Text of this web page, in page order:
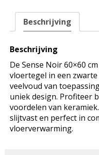
Noir
60x60Beschrijving
Beschrijving
De Sense Noir 60×60
vloertegel in een
veelvoud van
uniek design. Profiteer
voordelen van
slijtvast en perfect in
vloerverwarming.